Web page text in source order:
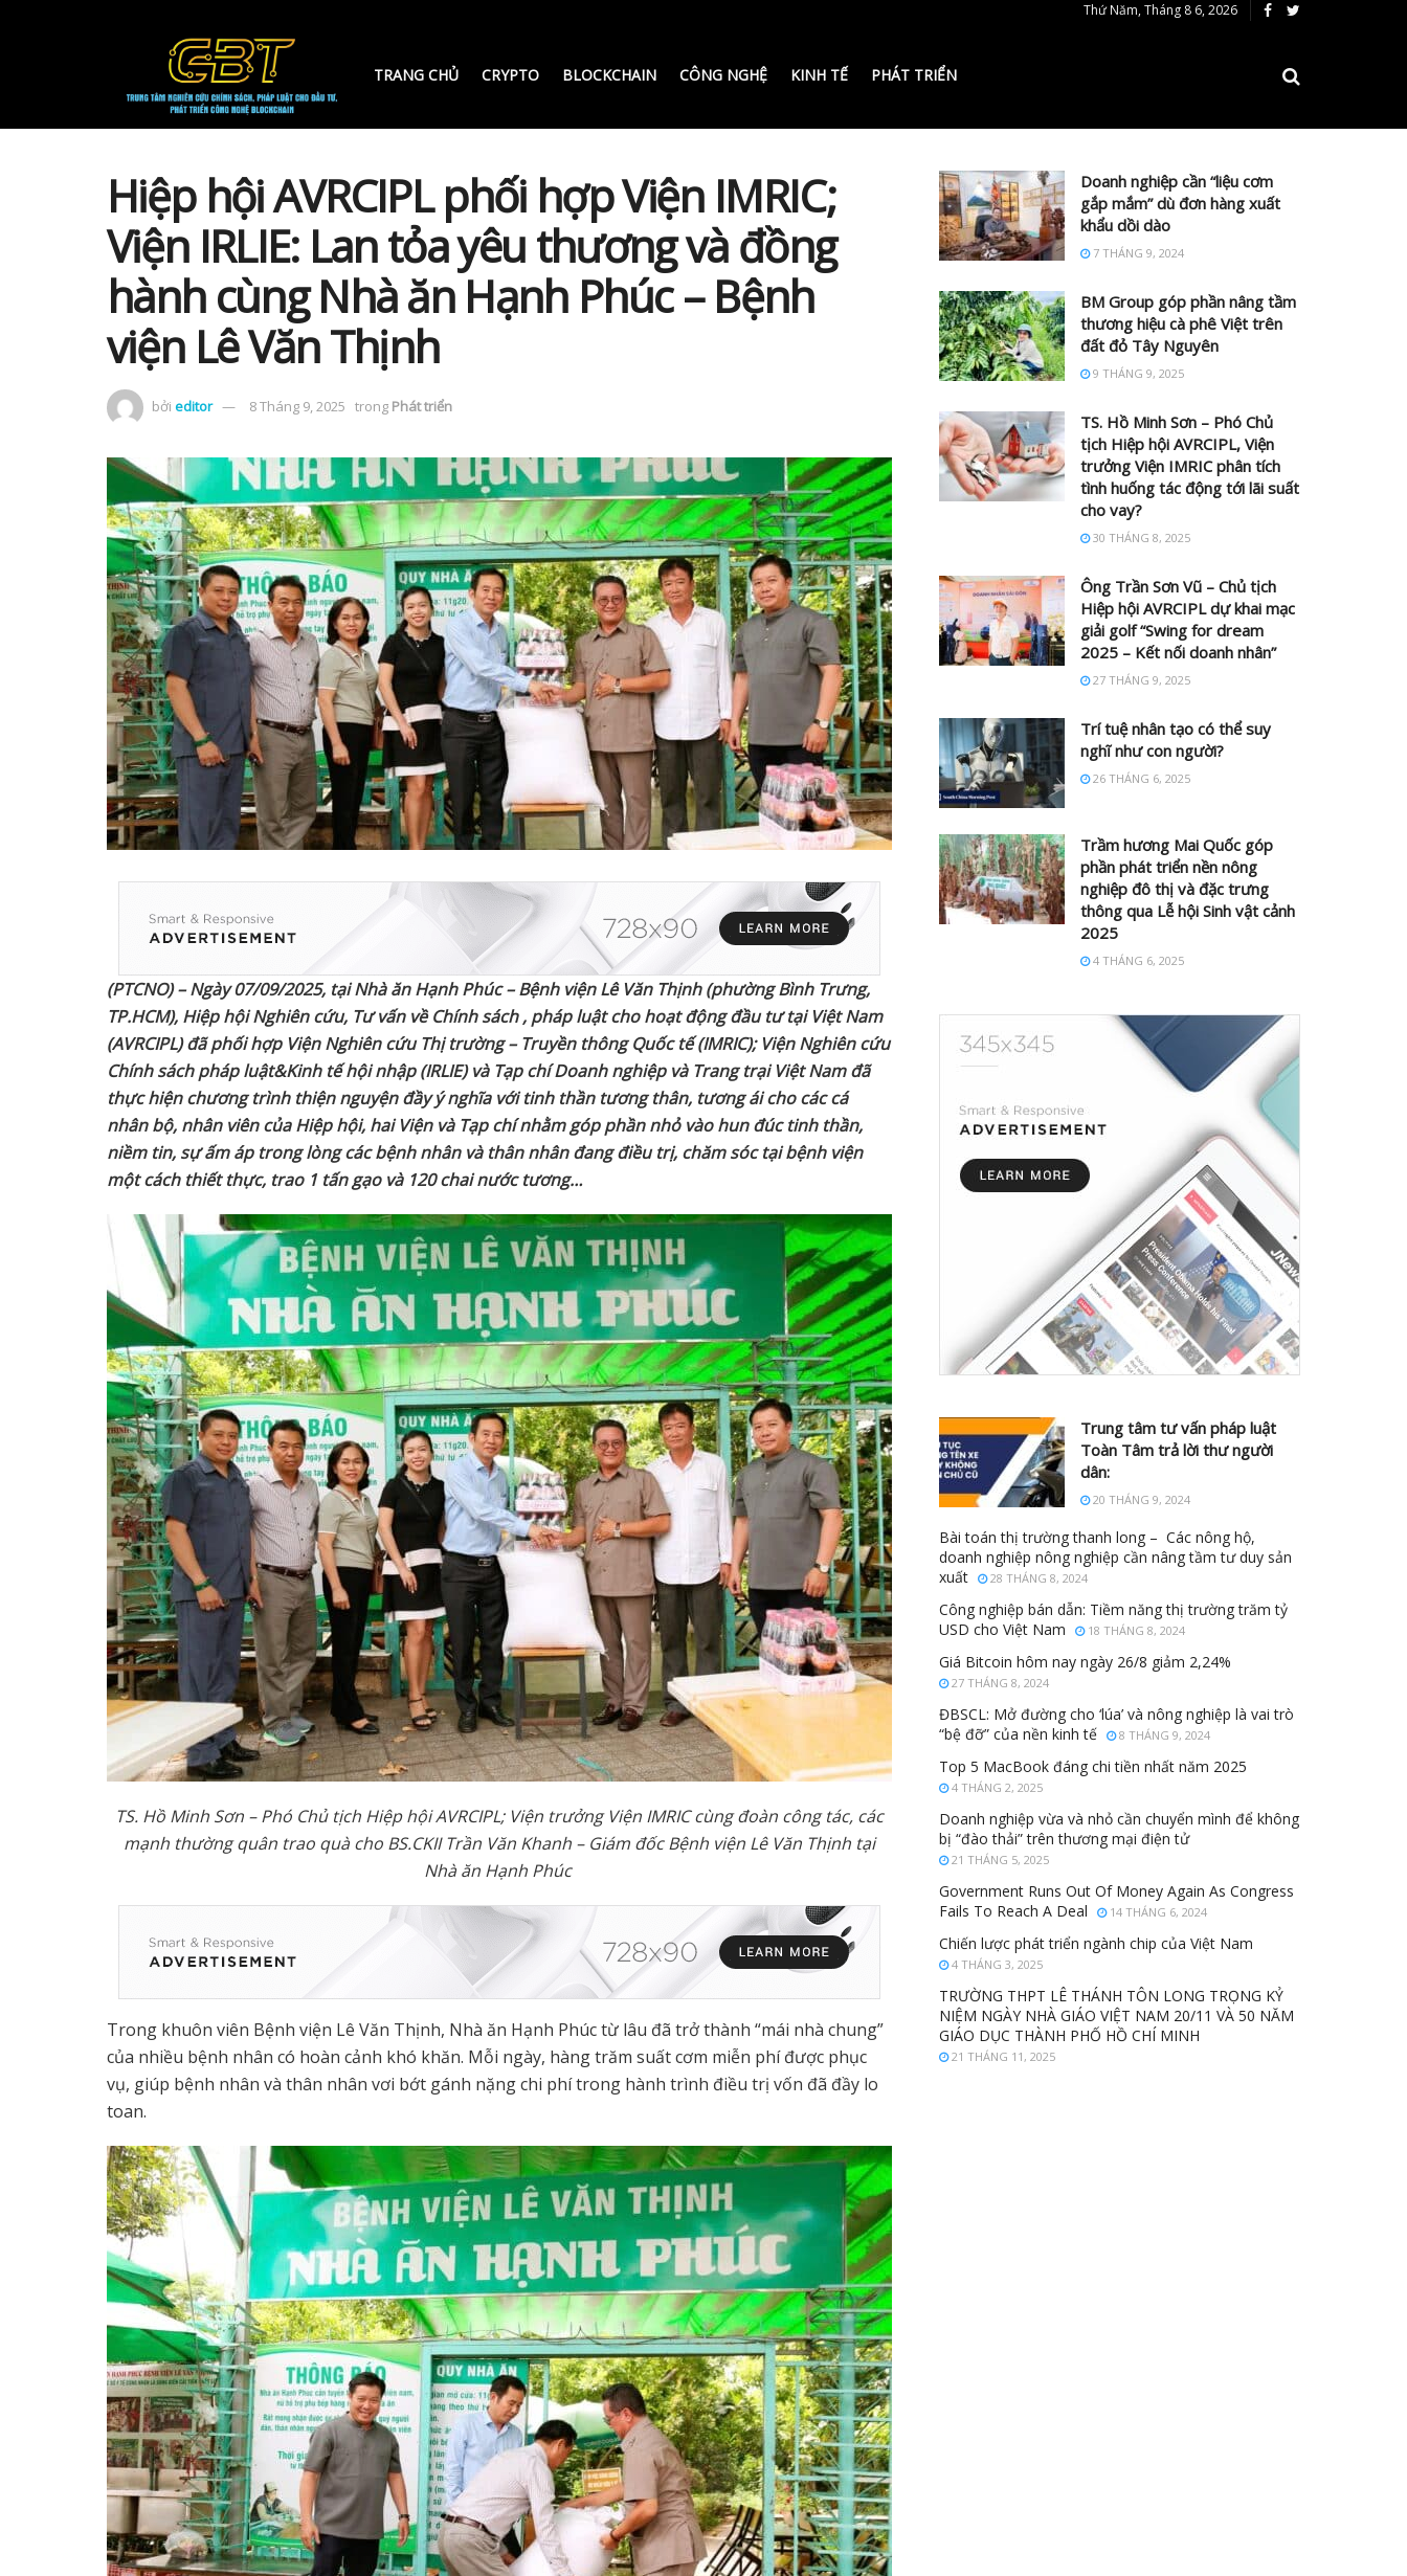
Thứ Năm, Tháng 8 6, 2026
TRANG CHỦ CRYPTO BLOCKCHAIN CÔNG NGHỆ KINH TẾ PHÁT TRIỂN
Hiệp hội AVRCIPL phối hợp Viện IMRIC;
Viện IRLIE: Lan tỏa yêu thương và đồng
hành cùng Nhà ăn Hạnh Phúc – Bệnh
viện Lê Văn Thịnh
bởi editor 8 Tháng 9, 2025 trong Phát triển
(PTCNO) – Ngày07/09/2025, tại Nhà ăn Hạnh Phúc – Bệnh viện Lê Văn Thịnh (phườngBình Trưng,
TP.HCM), Hiệphội Nghiên cứu, Tư vấn về Chính sách , pháp luật cho hoạt động đầu tư tại Việt Nam
(AVRCIPL) đã phối hợp Viện Nghiêncứu Thị trường – Truyền thông Quốc tế (IMRIC); Viện Nghiên cứu
Chính sách pháp luật&Kinh tế hội nhập (IRLIE) và Tạp chí Doanh nghiệp và Trang trại Việt Nam đã
thực hiệnchương trình thiện nguyện đầy ý nghĩa với tinh thần tương thân, tương ái cho các cá
nhân bộ, nhân viên của Hiệphội, haiViện vàTạp chínhằm gópphần nhỏ vào hun đúc tinh thần,
niềm tin, sự ấm áp trong lòng các bệnh nhân và thân nhân đang điều trị, chăm sóc tại bệnh viện
một cách thiết thực, trao1 tấn gạo và 120 chai nước tương…
TS. Hồ Minh Sơn – Phó Chủ tịch Hiệp hội AVRCIPL; Viện trưởng Viện IMRIC cùng đoàn công tác, các
mạnh thường quân trao quà cho BS.CKII Trần Văn Khanh – Giám đốc Bệnh viện Lê Văn Thịnh tại
Nhà ăn Hạnh Phúc
Trong khuôn viên Bệnh viện Lê Văn Thịnh, Nhà ăn Hạnh Phúc từ lâu đã trở thành “mái nhà chung”
của nhiều bệnh nhân có hoàn cảnh khó khăn. Mỗi ngày, hàng trăm suất cơm miễn phí được phục
vụ, giúp bệnh nhân và thân nhân vơi bớt gánh nặng chi phí trong hành trình điều trị vốn đã đầy lo
toan.
Doanh nghiệp cần “liệu cơm
gắp mắm” dù đơn hàng xuất
khẩu dồi dào
7 THÁNG 9, 2024
BM Group góp phần nâng tầm
thương hiệu cà phê Việt trên
đất đỏ Tây Nguyên
9 THÁNG 9, 2025
TS. Hồ Minh Sơn – Phó Chủ
tịch Hiệp hội AVRCIPL, Viện
trưởng Viện IMRIC phân tích
tình huống tác động tới lãi suất
cho vay?
30 THÁNG 8, 2025
Ông Trần Sơn Vũ – Chủ tịch
Hiệp hội AVRCIPL dự khai mạc
giải golf “Swing for dream
2025 – Kết nối doanh nhân”
27 THÁNG 9, 2025
Trí tuệ nhân tạo có thể suy
nghĩ như con người?
26 THÁNG 6, 2025
Trầm hương Mai Quốc góp
phần phát triển nền nông
nghiệp đô thị và đặc trưng
thông qua Lễ hội Sinh vật cảnh
2025
4 THÁNG 6, 2025
Trung tâm tư vấn pháp luật
Toàn Tâm trả lời thư người
dân:
20 THÁNG 9, 2024
Bài toán thị trường thanh long – Các nông hộ,
doanh nghiệp nông nghiệp cần nâng tầm tư duy sản
xuất
28 THÁNG 8, 2024
Công nghiệp bán dẫn: Tiềm năng thị trường trăm tỷ
USD cho Việt Nam
18 THÁNG 8, 2024
Giá Bitcoin hôm nay ngày 26/8 giảm 2,24%
27 THÁNG 8, 2024
ĐBSCL: Mở đường cho ‘lúa’ và nông nghiệp là vai trò
“bệ đỡ” của nền kinh tế
8 THÁNG 9, 2024
Top 5 MacBook đáng chi tiền nhất năm 2025
4 THÁNG 2, 2025
Doanh nghiệp vừa và nhỏ cần chuyển mình để không
bị “đào thải” trên thương mại điện tử
21 THÁNG 5, 2025
Government Runs Out Of Money Again As Congress
Fails To Reach A Deal
14 THÁNG 6, 2024
Chiến lược phát triển ngành chip của Việt Nam
4 THÁNG 3, 2025
TRƯỜNG THPT LÊ THÁNH TÔN LONG TRỌNG KỶ
NIỆM NGÀY NHÀ GIÁO VIỆT NAM 20/11 VÀ 50 NĂM
GIÁO DỤC THÀNH PHỐ HỒ CHÍ MINH
21 THÁNG 11, 2025